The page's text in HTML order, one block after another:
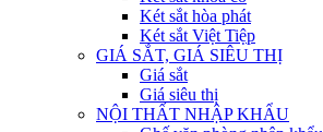
Két sắt hòa phát
Két sắt Việt Tiệp
GIÁ SẮT, GIÁ SIÊU THỊ
Giá sắt
Giá siêu thị
NỘI THẤT NHẬP KHẨU